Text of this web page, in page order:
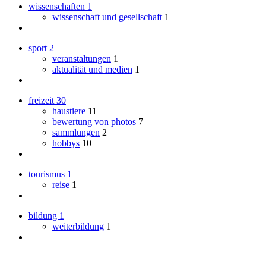
wissenschaften 1
wissenschaft und gesellschaft 1
sport 2
veranstaltungen 1
aktualität und medien 1
freizeit 30
haustiere 11
bewertung von photos 7
sammlungen 2
hobbys 10
tourismus 1
reise 1
bildung 1
weiterbildung 1